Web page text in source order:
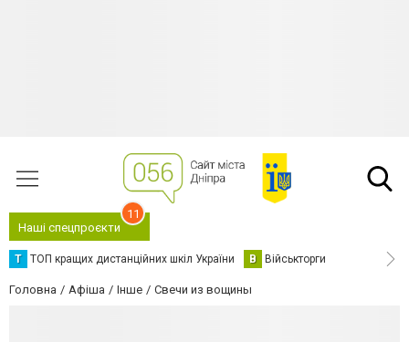
Наші спецпроєкти
11
Т ТОП кращих дистанційних шкіл України В Військторги
Головна Афіша Інше Свечи из вощины